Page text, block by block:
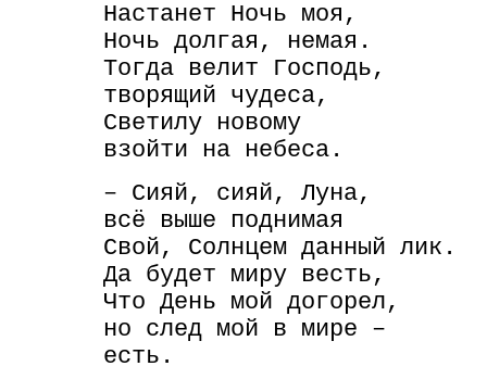
Настанет Ночь моя,
Ночь долгая, немая.
Тогда велит Господь,
творящий чудеса,
Светилу новому
взойти на небеса.
– Сияй, сияй, Луна,
всё выше поднимая
Свой, Солнцем данный лик.
Да будет миру весть,
Что День мой догорел,
но след мой в мире –
есть.